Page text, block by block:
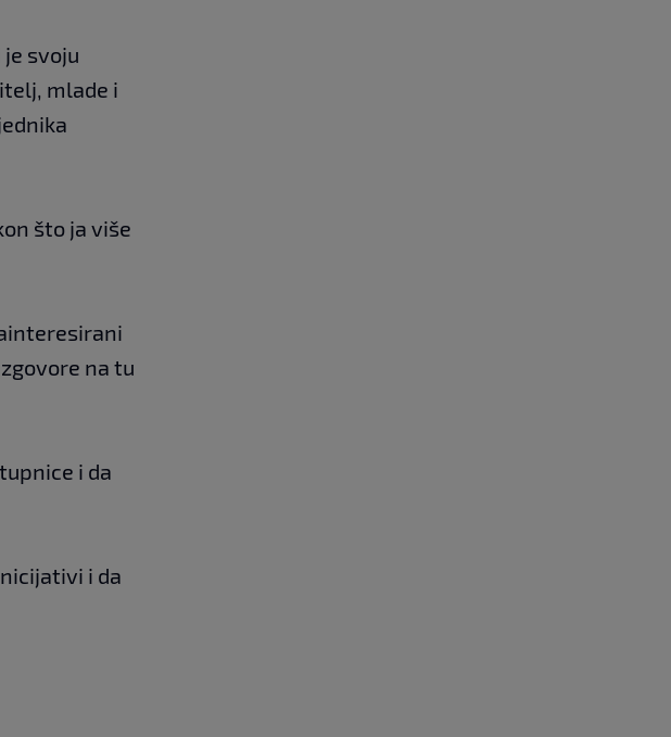
svoju
mlade i
što ja više
na tu
i da
i da